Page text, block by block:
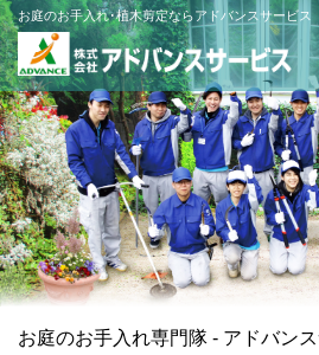
お庭のお手入れ･植木剪定ならアドバンスサービス
お庭のお手入れ専門隊 - アドバン